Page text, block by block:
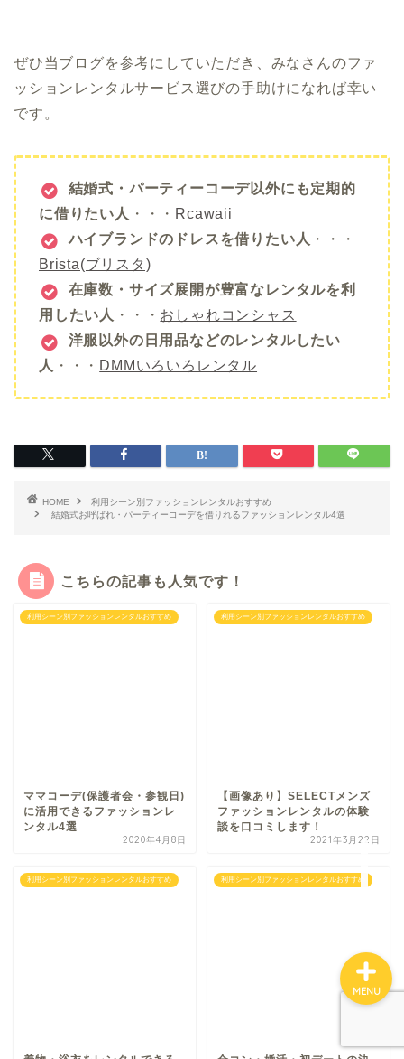
ぜひ当ブログを参考にしていただき、みなさんのファ
ッションレンタルサービス選びの手助けになれば幸い
です。
結婚式・パーティーコーデ以外にも定期的
に借りたい人 ・・・ Rcawaii
ハイブランドのドレスを借りたい人 ・・・
Brista(ブリスタ)
在庫数・サイズ展開が豊富なレンタルを利
用したい人 ・・・ おしゃれコンシャス
洋服以外の日用品などのレンタルしたい
人 ・・・ DMMいろいろレンタル
HOME
利用シーン別ファッションレンタルおすすめ
結婚式お呼ばれ・パーティーコーデを借りれるファッションレンタル4選
こちらの記事も人気です！
利用シーン別ファッションレンタルおすすめ
ママコーデ(保護者会・参観日)
に活用できるファッションレ
ンタル4選
2020年4月8日
利用シーン別ファッションレンタルおすすめ
【画像あり】SELECTメンズ
ファッションレンタルの体験
談を口コミします！
2021年3月22日
利用シーン別ファッションレンタルおすすめ 利用シーン別ファッションレンタルおすすめ
MENU
エアークローゼット
お悩み別おすすめ
利用シーン別おすすめ